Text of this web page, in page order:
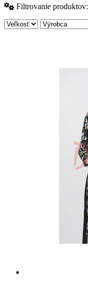
Filtrovanie produktov: